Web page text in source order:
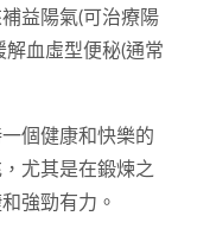
益陽氣(可治療陽
血虛型便秘(通常
個健康和快樂的
尤其是在鍛煉之
強勁有力。